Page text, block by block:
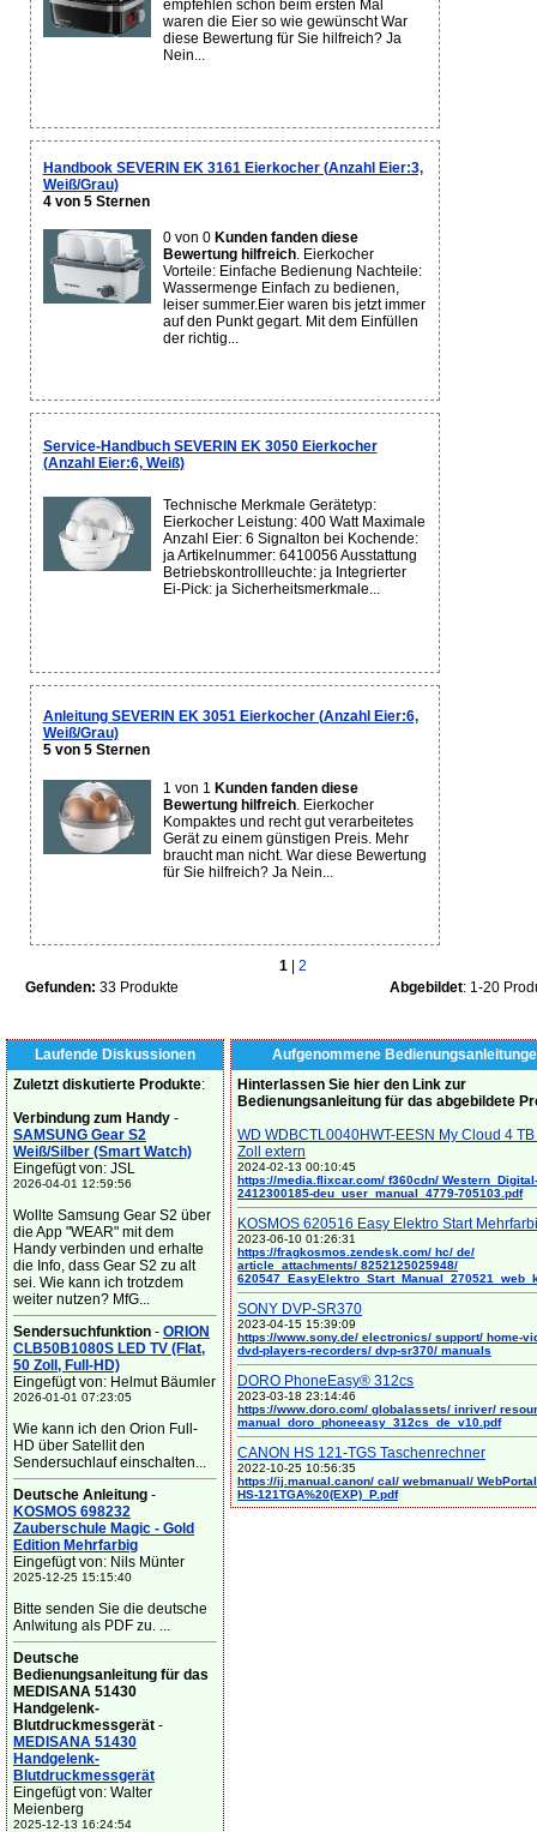
empfehlen schon beim ersten Mal
waren die Eier so wie gewünscht War
diese Bewertung für Sie hilfreich? Ja
Nein...
Handbook SEVERIN EK 3161 Eierkocher (Anzahl Eier:3,
Weiß/Grau)
4 von 5 Sternen
0 von 0 Kunden fanden diese
Bewertung hilfreich. Eierkocher
Vorteile: Einfache Bedienung Nachteile:
Wassermenge Einfach zu bedienen,
leiser summer.Eier waren bis jetzt immer
auf den Punkt gegart. Mit dem Einfüllen
der richtig...
Service-Handbuch SEVERIN EK 3050 Eierkocher
(Anzahl Eier:6, Weiß)
Technische Merkmale Gerätetyp:
Eierkocher Leistung: 400 Watt Maximale
Anzahl Eier: 6 Signalton bei Kochende:
ja Artikelnummer: 6410056 Ausstattung
Betriebskontrollleuchte: ja Integrierter
Ei-Pick: ja Sicherheitsmerkmale...
Anleitung SEVERIN EK 3051 Eierkocher (Anzahl Eier:6,
Weiß/Grau)
5 von 5 Sternen
1 von 1 Kunden fanden diese
Bewertung hilfreich. Eierkocher
Kompaktes und recht gut verarbeitetes
Gerät zu einem günstigen Preis. Mehr
braucht man nicht. War diese Bewertung
für Sie hilfreich? Ja Nein...
1
2
Gefunden: 33 Produkte Abgebildet: 1-20
Laufende Diskussionen
Zuletzt diskutierte Produkte:
Verbindung zum Handy -
SAMSUNG Gear S2
Weiß/Silber (Smart Watch)
Eingefügt von: JSL
2026-04-01 12:59:56
Wollte Samsung Gear S2 über
die App "WEAR" mit dem
Handy verbinden und erhalte
die Info, dass Gear S2 zu alt
sei. Wie kann ich trotzdem
weiter nutzen? MfG...
Sendersuchfunktion - ORION
CLB50B1080S LED TV (Flat,
50 Zoll, Full-HD)
Eingefügt von: Helmut Bäumler
2026-01-01 07:23:05
Wie kann ich den Orion Full-
HD über Satellit den
Sendersuchlauf einschalten...
Deutsche Anleitung -
KOSMOS 698232
Zauberschule Magic - Gold
Edition Mehrfarbig
Eingefügt von: Nils Münter
2025-12-25 15:15:40
Bitte senden Sie die deutsche
Anlwitung als PDF zu. ...
Deutsche
Bedienungsanleitung für das
MEDISANA 51430
Handgelenk-
Blutdruckmessgerät -
MEDISANA 51430
Handgelenk-
Blutdruckmessgerät
Eingefügt von: Walter
Meienberg
2025-12-13 16:24:54
Aufgenommene
Hinterlassen Sie hier den Link zur
Bedienungsanleitung für das abgebildete
WD WDBCTL0040HWT-EESN My Cloud 4
Zoll extern
2024-02-13 00:10:45
https://media.flixcar.com/ f360cdn/ Western_Digital-
2412300185-deu_user_manual_4779-705103.pdf
KOSMOS 620516 Easy Elektro Start
2023-06-10 01:26:31
https://fragkosmos.zendesk.com/ hc/ de/
article_attachments/ 8252125025948/
SONY DVP-SR370
2023-04-15 15:39:09
https://www.sony.de/ electronics/ support/ home-
dvd-players-recorders/ dvp-sr370/ manuals
DORO PhoneEasy® 312cs
2023-03-18 23:14:46
https://www.doro.com/ globalassets/ inriver/
manual_doro_phoneeasy_312cs_de_v10.pdf
CANON HS 121-TGS Taschenrechner
2022-10-25 10:56:35
https://ij.manual.canon/ cal/ webmanual/
HS-121TGA%20(EXP)_P.pdf